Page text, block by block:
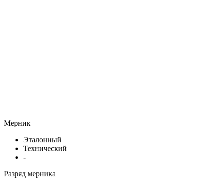
Мерник
Эталонный
Технический
-
Разряд мерника